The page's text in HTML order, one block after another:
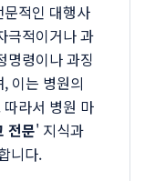
적인 대행사
극적이거나 과
명령이나 과징
이는 병원의
라서 병원 마
전문' 지식과
니다.